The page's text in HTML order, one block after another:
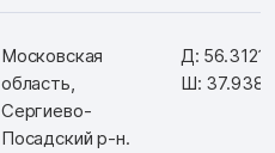
Московская
область,
Сергиево-
Посадский р-н.
Д:
Ш: